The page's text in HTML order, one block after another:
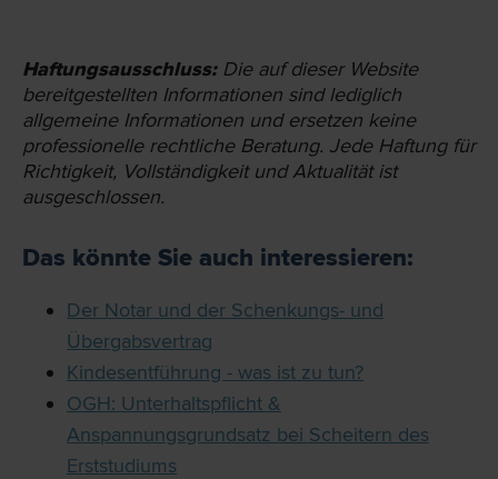
Haftungsausschluss: Die auf dieser Website
bereit­gestellten Informationen sind lediglich
allgemeine Informationen und ersetzen keine
professionelle rechtliche Beratung. Jede Haftung für
Richtigkeit, Vollständigkeit und Aktualität ist
ausgeschlossen.
Das könnte Sie auch interessieren:
Der Notar und der Schenkungs- und
Übergabsvertrag
Kindesentführung - was ist zu tun?
OGH: Unterhaltspflicht &
Anspannungsgrundsatz bei Scheitern des
Erststudiums